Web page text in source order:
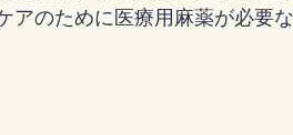
アのために医療用麻薬が必要